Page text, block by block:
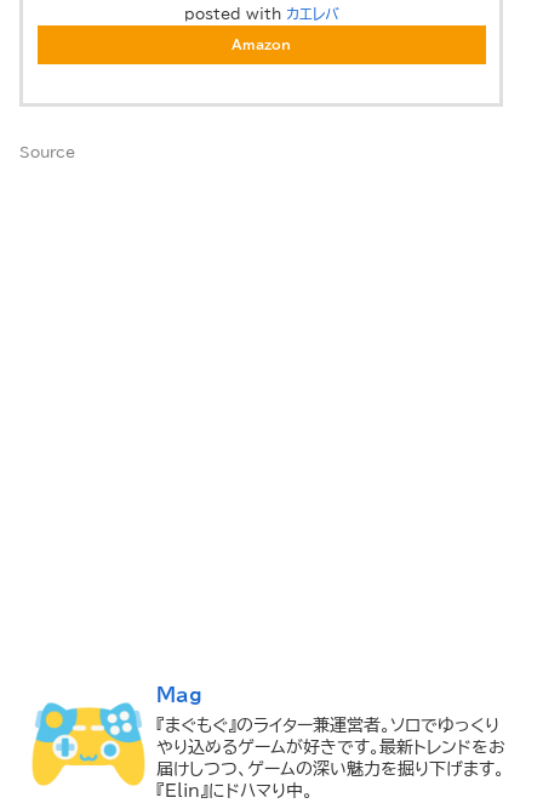
posted with カエレバ
Amazon
Source
Mag
『まぐもぐ』のライター兼運営者。ソロでゆっくり
やり込めるゲームが好きです。最新トレンドをお
届けしつつ、ゲームの深い魅力を掘り下げます。
『Elin』にドハマり中。